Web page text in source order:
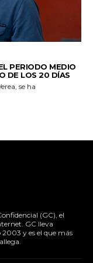
PERIODO MEDIO
DE LOS 20 DÍAS
se ha
(GC), el
GC lleva
y es el que más